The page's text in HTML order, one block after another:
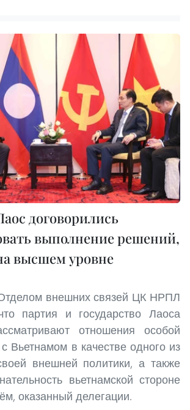
договорились
выполнение решений,
высшем уровне
внешних связей ЦК НРПЛ
партия и государство Лаоса
отношения особой
Вьетнамом в качестве одного из
внешней политики, а также
вьетнамской стороне
оказанный делегации.